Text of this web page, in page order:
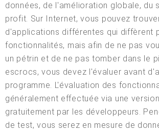
données, de l'amélioration globale, du
profit. Sur Internet, vous pouvez
d'applications différentes qui diffèrent
fonctionnalités, mais afin de ne pas
un pétrin et de ne pas tomber dans le
escrocs, vous devez l'évaluer avant
programme. L'évaluation des
généralement effectuée via une
gratuitement par les développeurs.
de test, vous serez en mesure de